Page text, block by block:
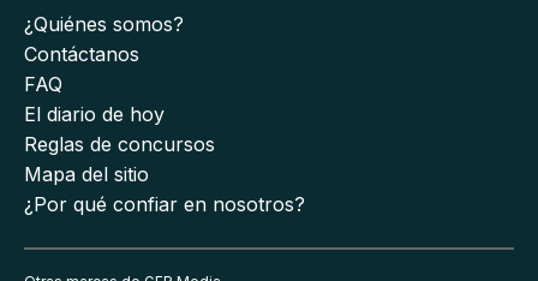
¿Quiénes somos?
Contáctanos
FAQ
El diario de hoy
Reglas de concursos
Mapa del sitio
¿Por qué confiar en nosotros?